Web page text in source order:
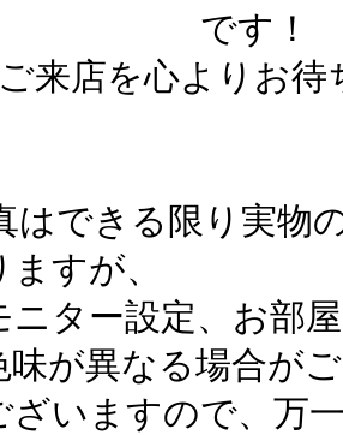
です！
来店を心よりお
はできる限り実物
すが、
ニター設定、お部
味が異なる場合が
ざいますので、万